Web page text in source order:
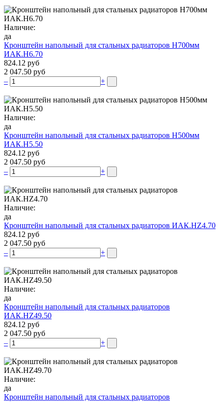
Наличие:
да
Кронштейн напольный для стальных радиаторов Н700мм
ИАК.Н6.70
824.12 руб
2 047.50 руб
–
+
Наличие:
да
Кронштейн напольный для стальных радиаторов Н500мм
ИАК.Н5.50
824.12 руб
2 047.50 руб
–
+
Наличие:
да
Кронштейн напольный для стальных радиаторов ИАК.НZ4.70
824.12 руб
2 047.50 руб
–
+
Наличие:
да
Кронштейн напольный для стальных радиаторов
ИАК.НZ49.50
824.12 руб
2 047.50 руб
–
+
Наличие:
да
Кронштейн напольный для стальных радиаторов